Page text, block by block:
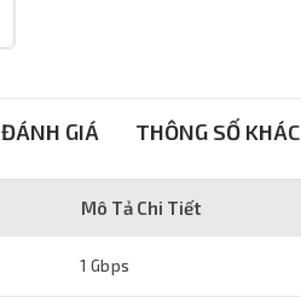
ĐÁNH GIÁ THÔNG SỐ KHÁC
Mô Tả Chi Tiết
1 Gbps